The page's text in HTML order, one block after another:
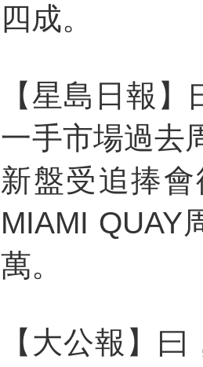
四成。
【星島日報
一手市場過去
新盤受追捧
MIAMI QUAY
萬。
【大公報】